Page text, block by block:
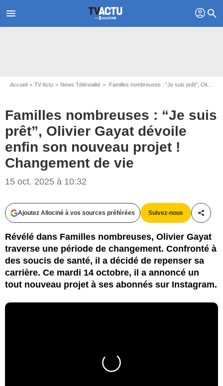
menu profil search
Accueil TV Actu News Télérealité Familles nombreuses : “Je suis prêt”, Olivier Gayat dévoile enfin son nouveau projet ! Changement de vie
Familles nombreuses : “Je suis
prêt”, Olivier Gayat dévoile
enfin son nouveau projet !
Changement de vie
15 oct. 2025 à 10:32
Ajoutez Allociné à vos sources préférées Suivez-nous
Révélé dans Familles nombreuses, Olivier Gayat
traverse une période de changement. Confronté à
des soucis de santé, il a décidé de repenser sa
carrière. Ce mardi 14 octobre, il a annoncé un
tout nouveau projet à ses abonnés sur Instagram.